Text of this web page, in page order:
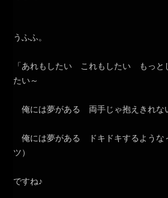
うふふ。
「あれもしたい これもしたい もっと
たい～
俺には夢がある 両手じゃ抱えきれな
俺には夢がある ドキドキするような
ツ）
ですね♪